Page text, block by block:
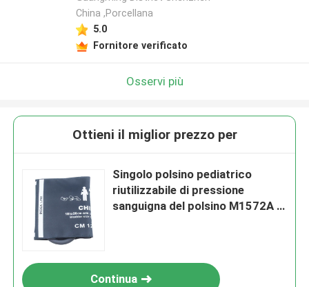
China ,Porcellana
5.0
Fornitore verificato
Osservi più
Ottieni il miglior prezzo per
Singolo polsino pediatrico
riutilizzabile di pressione
sanguigna del polsino M1572A di
Continua